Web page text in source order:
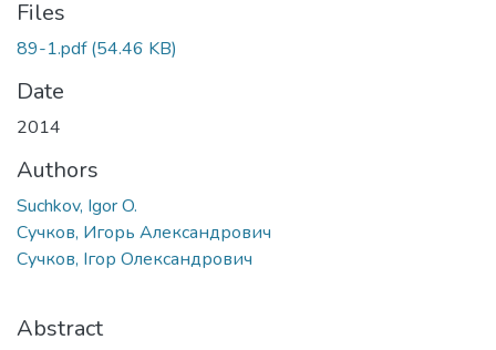
Files
89-1.pdf(54.46 KB)
Date
2014
Authors
Suchkov, Igor O.
Сучков, Игорь Александрович
Сучков, Ігор Олександрович
Abstract